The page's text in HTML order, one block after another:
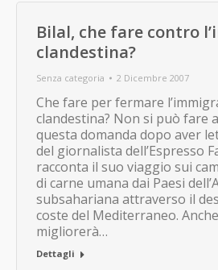
Bilal, che fare contro
clandestina?
Senza categoria 2 Dicembre 2007
Che fare per fermare
clandestina? Non si può fare
questa domanda dopo aver
del giornalista dell’Espresso
racconta il suo viaggio sui
di carne umana dai Paesi
subsahariana attraverso il
coste del Mediterraneo. Anche
migliorerà…
Dettagli